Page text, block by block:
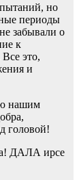
но
периоды
забывали о
к
это,
и
нашим
головой!
ДАЛА ирсе